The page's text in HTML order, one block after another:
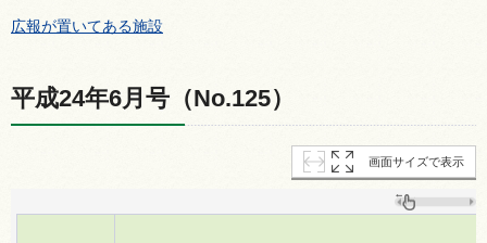
広報が置いてある施設
平成24年6月号（No.125）
画面サイズで表示